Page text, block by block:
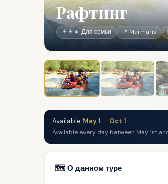
Рафтинг
👨‍👩‍👧 Для семьи 📍 Marmaris
Available May 1 — Oct 1
Available every day between May 1st
🗺️ О данном туре